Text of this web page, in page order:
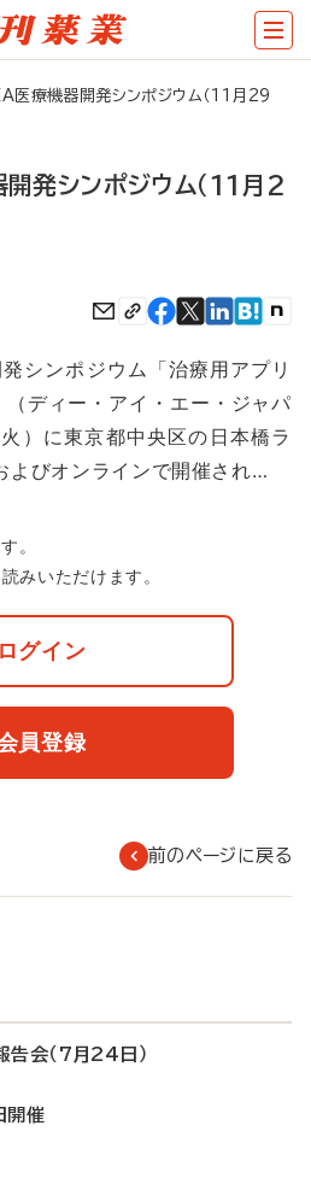
医療機器開発シンポジウム（11月29
発シンポジウム（11月2
シンポジウム「治療用アプリ
ディー・アイ・エー・ジャパ
）に東京都中央区の日本橋ラ
よびオンラインで開催され…
。
みいただけます。
ログイン
員登録
前のページに戻る
告会（7月24日）
開催